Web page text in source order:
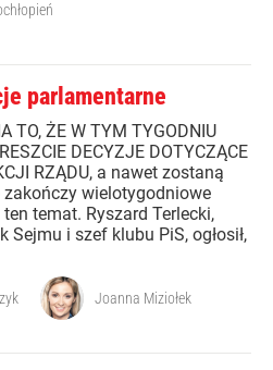
parlamentarne
TO, ŻE W TYM TYGODNIU
DECYZJE DOTYCZĄCE
RZĄDU, a nawet zostaną
zakończy wielotygodniowe
temat. Ryszard Terlecki,
Sejmu i szef klubu PiS, ogłosił,
Joanna Miziołek